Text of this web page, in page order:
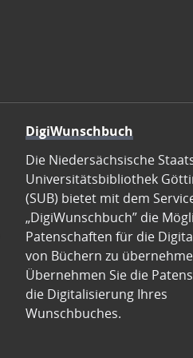
DigiWunschbuch
Die Niedersächsische
Universitätsbibliothek
(SUB) bietet mit dem
„DigiWunschbuch” die
Patenschaften für die
von Büchern zu
Übernehmen Sie die
die Digitalisierung Ihres
Wunschbuches.